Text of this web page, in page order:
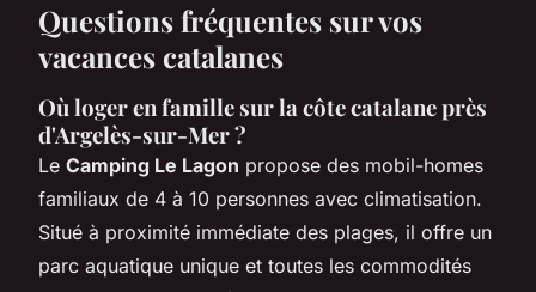
Questions fréquentes sur vos
vacances catalanes
Où loger en famille sur la côte catalane près
d'Argelès-sur-Mer ?
Le Camping Le Lagon propose des mobil-homes
familiaux de 4 à 10 personnes avec climatisation.
Situé à proximité immédiate des plages, il offre un
parc aquatique unique et toutes les commodités